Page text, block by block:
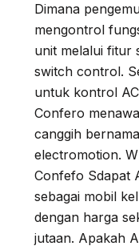
Dimana
mengontrol
unit melalui fitur
switch control.
untuk kontrol
Confero
canggih bernama
electromotion.
Confefo Sdapat
sebagai mobil
dengan harga
jutaan. Apakah